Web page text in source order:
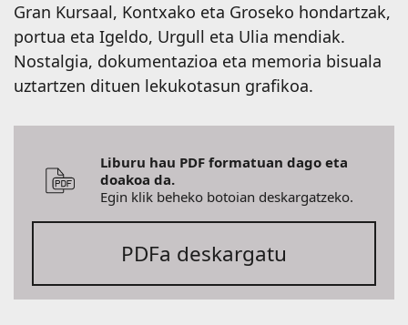
Gran Kursaal, Kontxako eta Groseko hondartzak,
portua eta Igeldo, Urgull eta Ulia mendiak.
Nostalgia, dokumentazioa eta memoria bisuala
uztartzen dituen lekukotasun grafikoa.
Liburu hau PDF formatuan dago eta
doakoa da.
Egin klik beheko botoian deskargatzeko.
PDFa deskargatu